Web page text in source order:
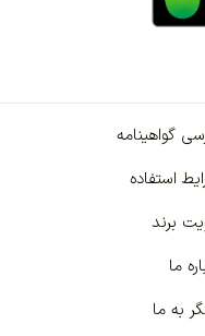
گواهینامه
استفاده
برند
ما
به ما